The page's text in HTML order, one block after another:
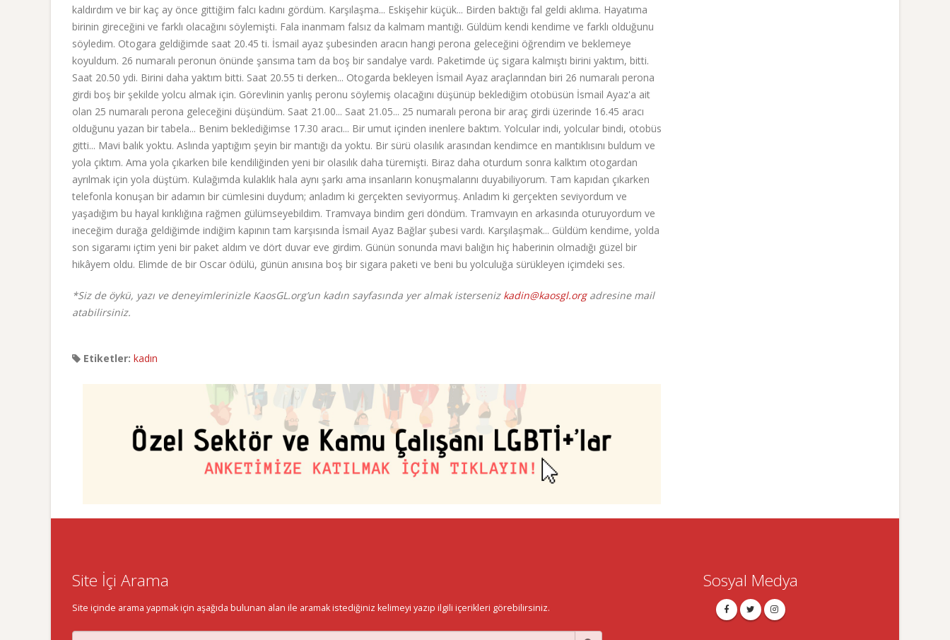
kaldırdım ve bir kaç ay önce gittiğim falcı kadını gördüm. Karşılaşma... Eskişehir küçük... Birden baktığı fal geldi aklıma. Hayatıma
birinin gireceğini ve farklı olacağını söylemişti. Fala inanmam falsız da kalmam mantığı. Güldüm kendi kendime ve farklı olduğunu
söyledim. Otogara geldiğimde saat 20.45 ti. İsmail ayaz şubesinden aracın hangi perona geleceğini öğrendim ve beklemeye
koyuldum. 26 numaralı peronun önünde şansıma tam da boş bir sandalye vardı. Paketimde üç sigara kalmıştı birini yaktım, bitti.
Saat 20.50 ydi. Birini daha yaktım bitti. Saat 20.55 ti derken... Otogarda bekleyen İsmail Ayaz araçlarından biri 26 numaralı perona
girdi boş bir şekilde yolcu almak için. Görevlinin yanlış peronu söylemiş olacağını düşünüp beklediğim otobüsün İsmail Ayaz'a ait
olan 25 numaralı perona geleceğini düşündüm. Saat 21.00... Saat 21.05... 25 numaralı perona bir araç girdi üzerinde 16.45 aracı
olduğunu yazan bir tabela... Benim beklediğimse 17.30 aracı... Bir umut içinden inenlere baktım. Yolcular indi, yolcular bindi, otobüs
gitti... Mavi balık yoktu. Aslında yaptığım şeyin bir mantığı da yoktu. Bir sürü olasılık arasından kendimce en mantıklısını buldum ve
yola çıktım. Ama yola çıkarken bile kendiliğinden yeni bir olasılık daha türemişti. Biraz daha oturdum sonra kalktım otogardan
ayrılmak için yola düştüm. Kulağımda kulaklık hala aynı şarkı ama insanların konuşmalarını duyabiliyorum. Tam kapıdan çıkarken
telefonla konuşan bir adamın bir cümlesini duydum; anladım ki gerçekten seviyormuş. Anladım ki gerçekten seviyordum ve
yaşadığım bu hayal kırıklığına rağmen gülümseyebildim. Tramvaya bindim geri döndüm. Tramvayın en arkasında oturuyordum ve
ineceğim durağa geldiğimde indiğim kapının tam karşısında İsmail Ayaz Bağlar şubesi vardı. Karşılaşmak... Güldüm kendime, yolda
son sigaramı içtim yeni bir paket aldım ve dört duvar eve girdim. Günün sonunda mavi balığın hiç haberinin olmadığı güzel bir
hikâyem oldu. Elimde de bir Oscar ödülü, günün anısına boş bir sigara paketi ve beni bu yolculuğa sürükleyen içimdeki ses.
*Siz de öykü, yazı ve deneyimlerinizle KaosGL.org’un kadın sayfasında yer almak isterseniz kadin@kaosgl.orgadresine mail
atabilirsiniz.
Etiketler: kadın
Site İçi Arama
Site içinde arama yapmak için aşağıda bulunan alan ile aramak istediğiniz kelimeyi yazıp ilgili içerikleri görebilirsiniz.
Sosyal Medya